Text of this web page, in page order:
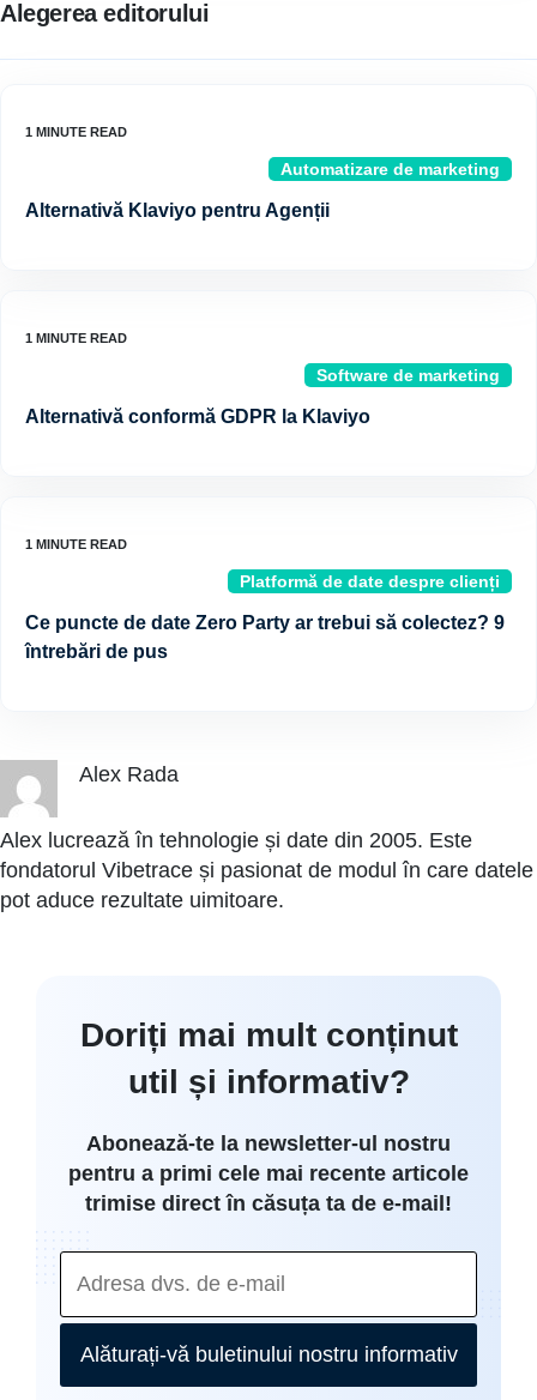
Alegerea editorului
Automatizare de marketing
Alternativă Klaviyo pentru Agenții
Software de marketing
Alternativă conformă GDPR la Klaviyo
Platformă de date despre clienți
Ce puncte de date Zero Party ar trebui să colectez? 9
întrebări de pus
Alex Rada
Alex lucrează în tehnologie și date din 2005. Este
fondatorul Vibetrace și pasionat de modul în care datele
pot aduce rezultate uimitoare.
Doriți mai mult conținut
util și informativ?
Abonează-te la newsletter-ul nostru
pentru a primi cele mai recente articole
trimise direct în căsuța ta de e-mail!
Alăturați-vă buletinului nostru informativ